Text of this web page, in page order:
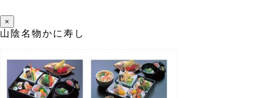
×
山陰名物かに寿し